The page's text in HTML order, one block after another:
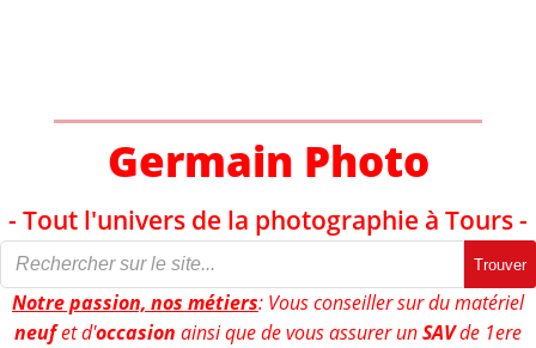
Germain Photo
- Tout l'univers de la photographie à Tours -
Trouver
Notre passion, nos métiers: Vous conseiller sur du matériel
neufet d'occasion ainsi que de vous assurer unSAVde 1ere